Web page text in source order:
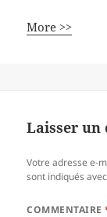
More >>
Laisser un
Votre adresse e-
sont indiqués
COMMENTAIRE